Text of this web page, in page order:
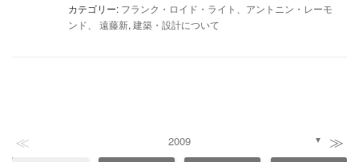
カテゴリー: フランク・ロイド・ライト、アントニン・レーモ
ンド、 遠藤新, 建築・設計について
≪ 2009 ▼ ≫